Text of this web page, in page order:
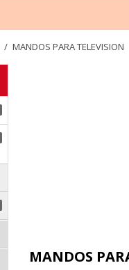
MANDOS PARA TELEVISION
MANDOS